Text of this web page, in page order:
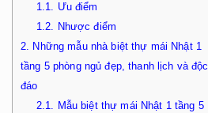
1.1. Ưu điểm
1.2. Nhược điểm
2. Những mẫu nhà biệt thự mái Nhật 1
tầng 5 phòng ngủ đẹp, thanh lịch và độc
đáo
2.1. Mẫu biệt thự mái Nhật 1 tầng 5